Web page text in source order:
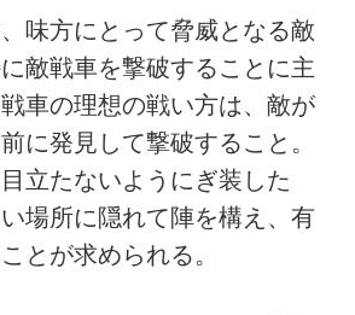
味方にとって脅威となる敵
敵戦車を撃破することに主
車の理想の戦い方は、敵が
に発見して撃破すること。
立たないようにぎ装した
場所に隠れて陣を構え、有
とが求められる。